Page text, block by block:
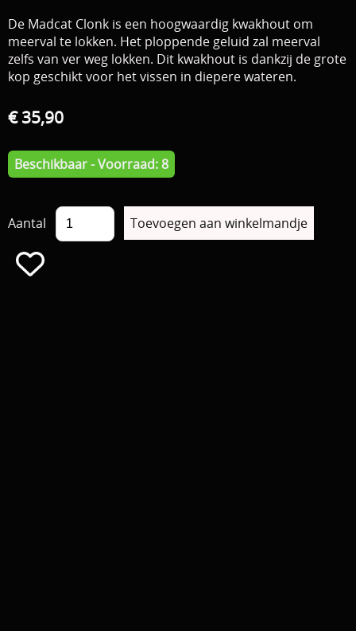
Boten en Belly / alle Benodigdheden
Tenten / Aasvisbewaring / Stoelen / Onthaakmatten /
Tassen
Per leverancier
Decoratie
PROMO materiaal
cadeau bon
2e hands 2e kans
Download area
PARTNERS
You Tube kanaal
De Madcat Clonk is een hoogwaardig kwakhout om
meerval te lokken. Het ploppende geluid zal meerval
zelfs van ver weg lokken. Dit kwakhout is dankzij de grote
kop geschikt voor het vissen in diepere wateren.
€ 35,90
Beschikbaar - Voorraad: 8
Aantal